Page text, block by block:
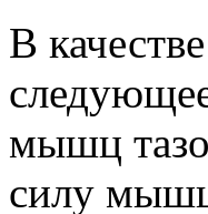
В
мышц
силу